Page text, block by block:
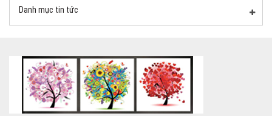
Danh mục tin tức